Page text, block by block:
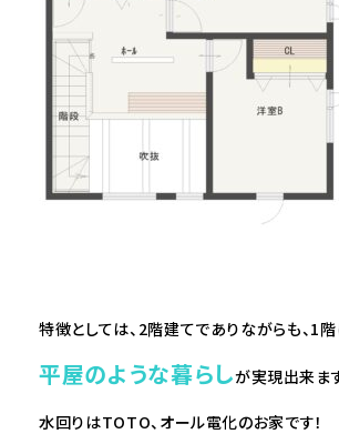
特徴としては、2階建てでありながらも、1
平屋のような暮らしが実現出来ます
水回りはTOTO、オール電化のお家です！